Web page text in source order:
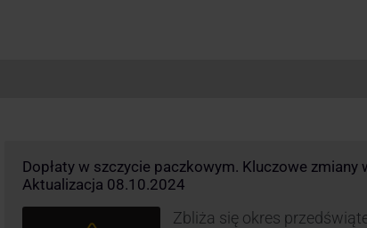
Dopłaty w szczycie paczkowym. Kluczowe zmiany
Aktualizacja 08.10.2024
Zbliża się okres